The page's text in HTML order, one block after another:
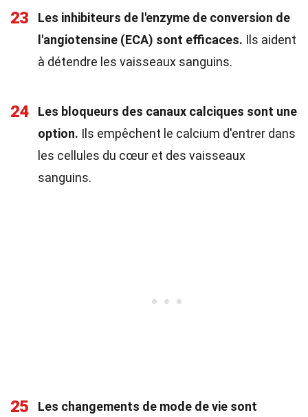
23
Les inhibiteurs de l'enzyme de conversion de
l'angiotensine (ECA) sont efficaces. Ils aident
à détendre les vaisseaux sanguins.
24
Les bloqueurs des canaux calciques sont une
option. Ils empêchent le calcium d'entrer dans
les cellules du cœur et des vaisseaux
sanguins.
25
Les changements de mode de vie sont